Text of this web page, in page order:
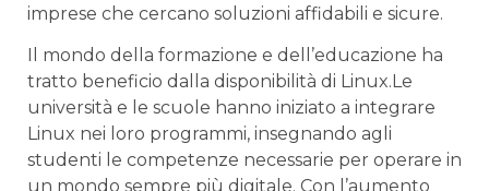
imprese che cercano soluzioni affidabili e sicure.
Il‍ mondo della ​formazione ⁣e dell’educazione ha
tratto beneficio dalla disponibilità di ⁤Linux.Le
università e le scuole hanno ‌iniziato a integrare
Linux nei loro ⁢programmi, insegnando agli‍
studenti le competenze⁤ necessarie per operare in
un⁢ mondo sempre⁢ più digitale. Con l’aumento